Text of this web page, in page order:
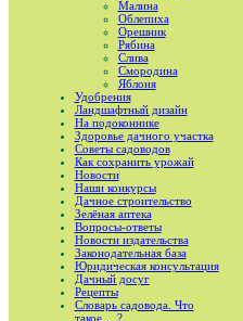
Малина
Облепиха
Орешник
Рябина
Слива
Смородина
Яблоня
Удобрения
Ландшафтный дизайн
На подоконнике
Здоровье дачного участка
Советы садоводов
Как сохранить урожай
Новости
Наши конкурсы
Дачное строительство
Зелёная аптека
Вопросы-ответы
Новости издательства
Законодательная база
Юридическая консультация
Дачный досуг
Рецепты
Словарь садовода. Что
такое… ?